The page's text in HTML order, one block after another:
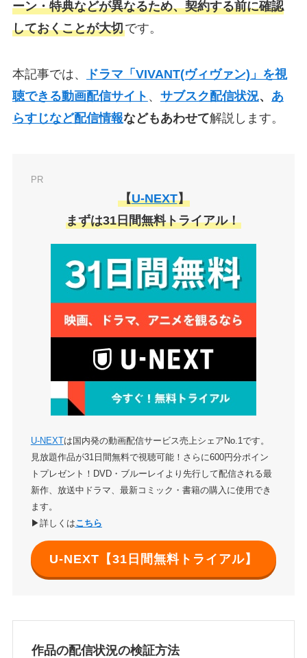
ーン・特典などが異なるため、契約する前に確認
しておくことが大切です。
本記事では、
ドラマ「VIVANT(ヴィヴァン)」を視
聴できる動画配信サイト 、 サブスク配信状況、 あ
らすじなど配信情報などもあわせて解説します。
PR
【U-NEXT】
まずは31日間無料トライアル！
U-NEXTは国内発の動画配信サービス売上シェアNo.1です。
見放題作品が31日間無料で視聴可能！さらに600円分ポイン
トプレゼント！DVD・ブルーレイより先行して配信される最
新作、放送中ドラマ、最新コミック・書籍の購入に使用でき
ます。
▶詳しくはこちら
U-NEXT【31日間無料トライアル】
作品の配信状況の検証方法